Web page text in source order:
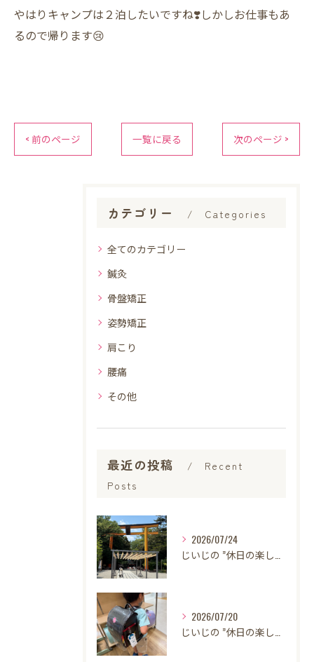
やはりキャンプは２泊したいですね❣️しかしお仕事もあ
るので帰ります😢
< 前のページ 一覧に戻る 次のページ >
カテゴリー Categories
全てのカテゴリー
鍼灸
骨盤矯正
姿勢矯正
肩こり
腰痛
その他
最近の投稿
Recent
Posts
2026/07/24
2026/07/20